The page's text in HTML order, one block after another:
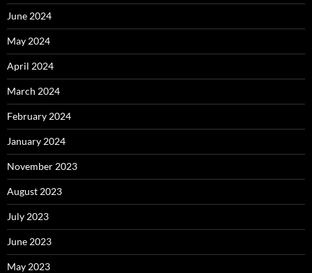
June 2024
May 2024
April 2024
March 2024
February 2024
January 2024
November 2023
August 2023
July 2023
June 2023
May 2023